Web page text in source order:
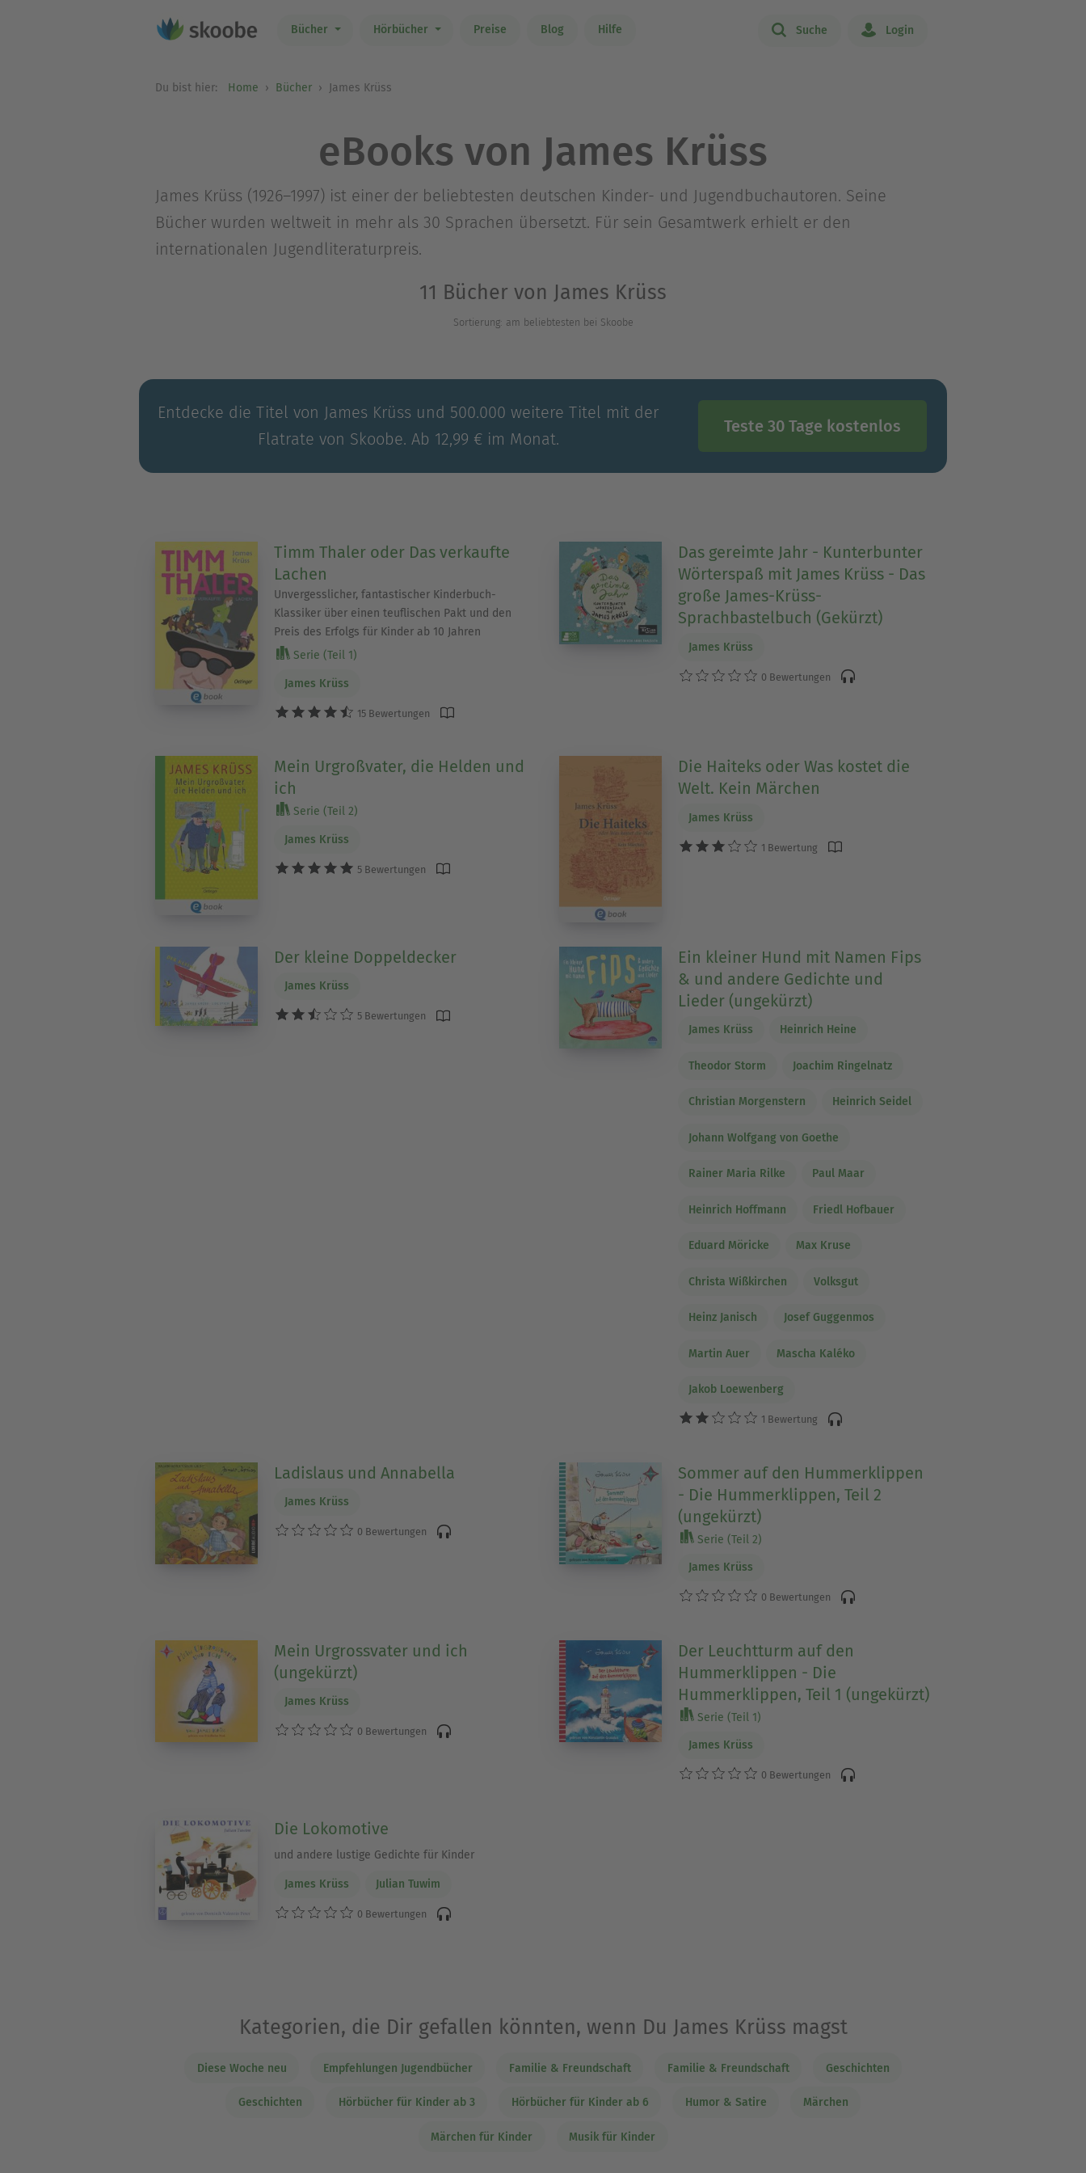
Bücher Hörbücher Preise Blog Hilfe Suche Login
Du bist hier: Home Bücher James Krüss
eBooks von James Krüss
James Krüss (1926–1997) ist einer der beliebtesten deutschen Kinder- und Jugendbuchautoren. Seine
Bücher wurden weltweit in mehr als 30 Sprachen übersetzt. Für sein Gesamtwerk erhielt er den
internationalen Jugendliteraturpreis.
11 Bücher von James Krüss
Sortierung: am beliebtesten bei Skoobe
Entdecke die Titel von James Krüss und 500.000 weitere Titel mit der
Flatrate von Skoobe. Ab 12,99 € im Monat.
Teste 30 Tage kostenlos
Timm Thaler oder Das verkaufte
Lachen
Unvergesslicher, fantastischer Kinderbuch-
Klassiker über einen teuflischen Pakt und den
Preis des Erfolgs für Kinder ab 10 Jahren
Serie (Teil 1)
James Krüss
15 Bewertungen
Das gereimte Jahr - Kunterbunter
Wörterspaß mit James Krüss - Das
große James-Krüss-
Sprachbastelbuch (Gekürzt)
James Krüss
0 Bewertungen
Mein Urgroßvater, die Helden und
ich
Serie (Teil 2)
James Krüss
5 Bewertungen
Die Haiteks oder Was kostet die
Welt. Kein Märchen
James Krüss
1 Bewertung
Der kleine Doppeldecker
James Krüss
5 Bewertungen
Ein kleiner Hund mit Namen Fips
& und andere Gedichte und
Lieder (ungekürzt)
James Krüss Heinrich Heine
Theodor Storm Joachim Ringelnatz
Christian Morgenstern Heinrich Seidel
Johann Wolfgang von Goethe
Rainer Maria Rilke Paul Maar
Heinrich Hoffmann Friedl Hofbauer
Eduard Möricke Max Kruse
Christa Wißkirchen Volksgut
Heinz Janisch Josef Guggenmos
Martin Auer Mascha Kaléko
Jakob Loewenberg
1 Bewertung
Ladislaus und Annabella
James Krüss
0 Bewertungen
Sommer auf den Hummerklippen
- Die Hummerklippen, Teil 2
(ungekürzt)
Serie (Teil 2)
James Krüss
0 Bewertungen
Mein Urgrossvater und ich
(ungekürzt)
James Krüss
0 Bewertungen
Der Leuchtturm auf den
Hummerklippen - Die
Hummerklippen, Teil 1 (ungekürzt)
Serie (Teil 1)
James Krüss
0 Bewertungen
Die Lokomotive
und andere lustige Gedichte für Kinder
James Krüss Julian Tuwim
0 Bewertungen
Kategorien, die Dir gefallen könnten, wenn Du James Krüss magst
Diese Woche neu Empfehlungen Jugendbücher Familie & Freundschaft Familie & Freundschaft Geschichten
Geschichten Hörbücher für Kinder ab 3 Hörbücher für Kinder ab 6 Humor & Satire Märchen
Märchen für Kinder Musik für Kinder